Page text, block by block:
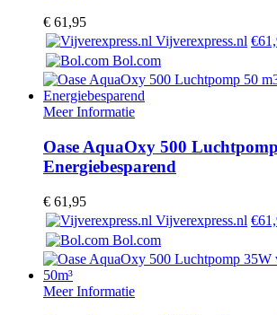
€ 61,95
Vijverexpress.nl
Bol.com
Meer Informatie
Oase AquaOxy 500
Energiebesparend
€ 61,95
Vijverexpress.nl
Bol.com
Meer Informatie